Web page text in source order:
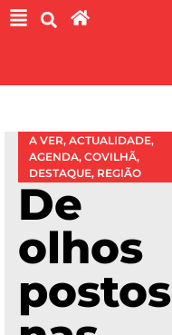
A VER, ACTUALIDADE,
AGENDA, COVILHÃ,
DESTAQUE, REGIÃO
De
olhos
postos